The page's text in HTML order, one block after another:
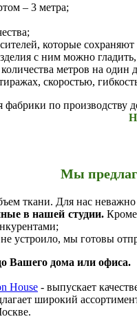
– 3 метра;
которые
с ним можно
метров на один
скоростью,
по производству
Мы
ткани. Для нас
в нашей студии.Кроме
устроило, мы готовы
Вашего дома или офиса.
House - выпускает
широкий